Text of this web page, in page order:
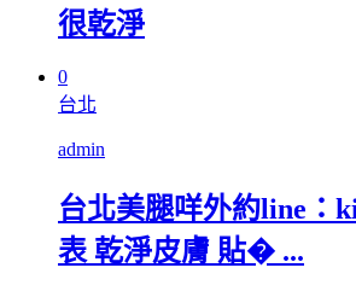
很乾淨
0
台北
admin
台北美腿咩外約line：
表 乾淨皮膚 貼� ...